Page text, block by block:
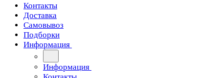
Контакты
Доставка
Самовывоз
Подборки
Информация
Информация